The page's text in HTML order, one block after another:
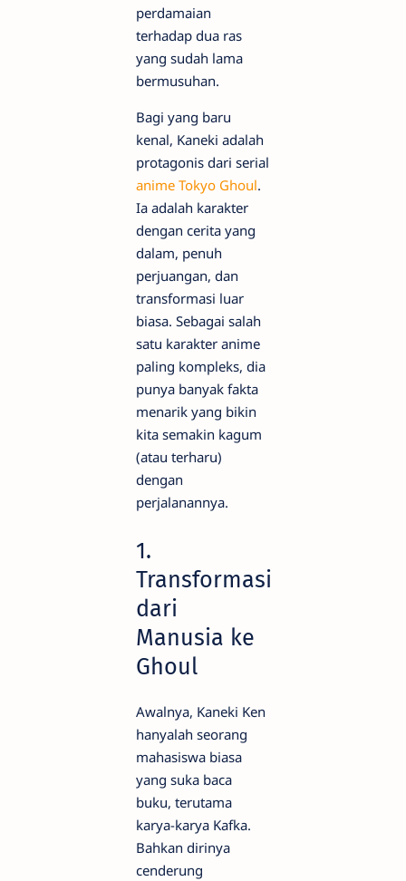
perdamaian
terhadap dua ras
yang sudah lama
bermusuhan.
Bagi yang baru
kenal, Kaneki adalah
protagonis dari serial
anime Tokyo Ghoul.
Ia adalah karakter
dengan cerita yang
dalam, penuh
perjuangan, dan
transformasi luar
biasa. Sebagai salah
satu karakter anime
paling kompleks, dia
punya banyak fakta
menarik yang bikin
kita semakin kagum
(atau terharu)
dengan
perjalanannya.
1.
Transformasi
dari
Manusia ke
Ghoul
Awalnya, Kaneki Ken
hanyalah seorang
mahasiswa biasa
yang suka baca
buku, terutama
karya-karya Kafka.
Bahkan dirinya
cenderung